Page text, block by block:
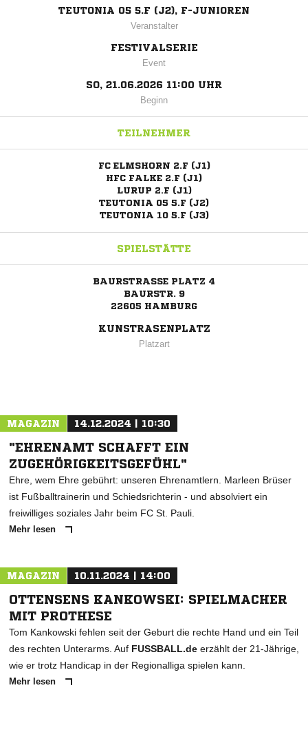
TEUTONIA 05 5.F (J2), F-JUNIOREN
Veranstalter
FESTIVALSERIE
Event
SO, 21.06.2026 11:00 UHR
Beginn
TEILNEHMER
FC ELMSHORN 2.F (J1)
HFC FALKE 2.F (J1)
LURUP 2.F (J1)
TEUTONIA 05 5.F (J2)
TEUTONIA 10 5.F (J3)
SPIELSTÄTTE
BAURSTRASSE PLATZ 4
BAURSTR. 9
22605 HAMBURG
KUNSTRASENPLATZ
Platzart
MAGAZIN 14.12.2024 | 10:30
"EHRENAMT SCHAFFT EIN
ZUGEHÖRIGKEITSGEFÜHL"
Ehre, wem Ehre gebührt: unseren Ehrenamtlern. Marleen Brüser
ist Fußballtrainerin und Schiedsrichterin - und absolviert ein
freiwilliges soziales Jahr beim FC St. Pauli.
Mehr lesen
MAGAZIN 10.11.2024 | 14:00
OTTENSENS KANKOWSKI: SPIELMACHER
MIT PROTHESE
Tom Kankowski fehlen seit der Geburt die rechte Hand und ein Teil
des rechten Unterarms. Auf FUSSBALL.de erzählt der 21-Jährige,
wie er trotz Handicap in der Regionalliga spielen kann.
Mehr lesen